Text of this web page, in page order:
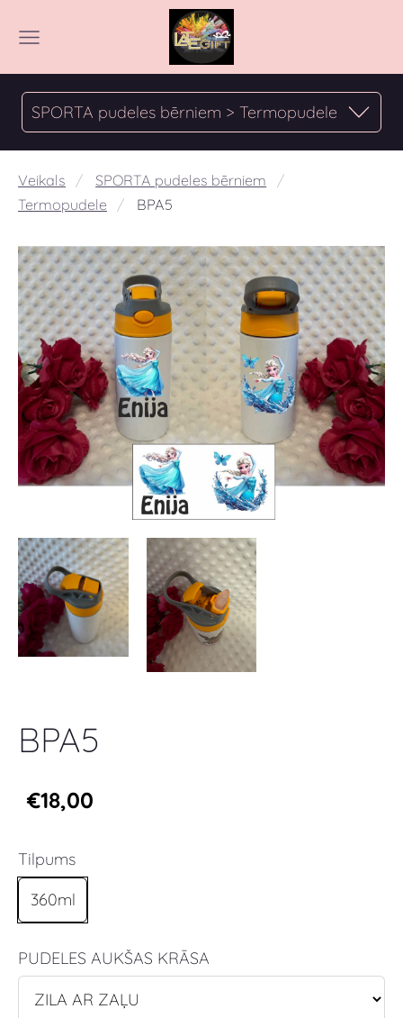
SPORTA pudeles bērniem > Termopudele
Veikals
SPORTA pudeles bērniem
Termopudele
BPA5
BPA5
€18,00
Tilpums
360ml
PUDELES AUKŠAS KRĀSA